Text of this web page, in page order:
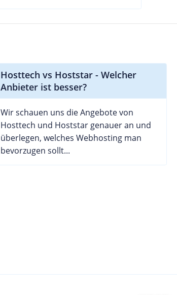
Hosttech vs Hoststar - Welcher
Anbieter ist besser?
Wir schauen uns die Angebote von
Hosttech und Hoststar genauer an und
überlegen, welches Webhosting man
bevorzugen sollt...